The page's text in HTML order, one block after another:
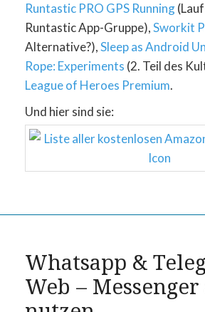
Runtastic PRO GPS Running
Runtastic App-Gruppe),Sworkit
Alternative?),Sleep as Android
Rope: Experiments (2. Teil des
League of Heroes Premium.
Und hier sind sie:
Whatsapp &
Web – Messenger